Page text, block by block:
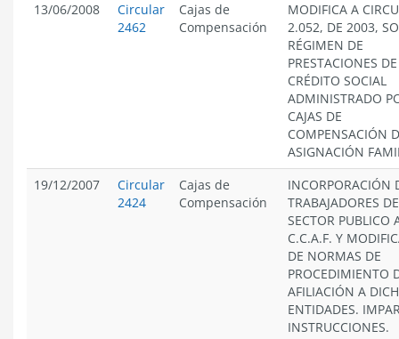
13/06/2008
Circular
2462
Cajas de
Compensación
MODIFICA A
2.052, DE 2003,
RÉGIMEN DE
PRESTACIONES DE
CRÉDITO SOCIAL
ADMINISTRADO
CAJAS DE
COMPENSACIÓN
ASIGNACIÓN
19/12/2007
Circular
2424
Cajas de
Compensación
INCORPORACIÓN
TRABAJADORES
SECTOR PUBLICO
C.C.A.F. Y
DE NORMAS DE
PROCEDIMIENTO
AFILIACIÓN A
ENTIDADES.
INSTRUCCIONES.